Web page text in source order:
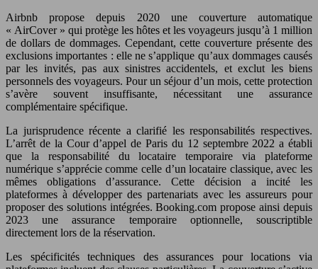
Airbnb propose depuis 2020 une couverture automatique
« AirCover » qui protège les hôtes et les voyageurs jusqu’à 1 million
de dollars de dommages. Cependant, cette couverture présente des
exclusions importantes : elle ne s’applique qu’aux dommages causés
par les invités, pas aux sinistres accidentels, et exclut les biens
personnels des voyageurs. Pour un séjour d’un mois, cette protection
s’avère souvent insuffisante, nécessitant une assurance
complémentaire spécifique.
La jurisprudence récente a clarifié les responsabilités respectives.
L’arrêt de la Cour d’appel de Paris du 12 septembre 2022 a établi
que la responsabilité du locataire temporaire via plateforme
numérique s’apprécie comme celle d’un locataire classique, avec les
mêmes obligations d’assurance. Cette décision a incité les
plateformes à développer des partenariats avec les assureurs pour
proposer des solutions intégrées. Booking.com propose ainsi depuis
2023 une assurance temporaire optionnelle, souscriptible
directement lors de la réservation.
Les spécificités techniques des assurances pour locations via